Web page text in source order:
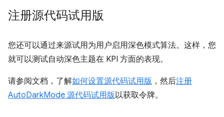
注册源代码试用版
您还可以通过来源试用为用户启用深色模式算法。这样，您
就可以测试自动深色主题在 KPI 方面的表现。
请参阅文档，了解如何设置源代码试用版 ，然后注册
AutoDarkMode 源代码试用版以获取令牌。